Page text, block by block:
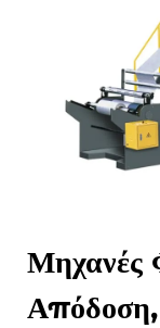
Μηχανές
Απόδοση,